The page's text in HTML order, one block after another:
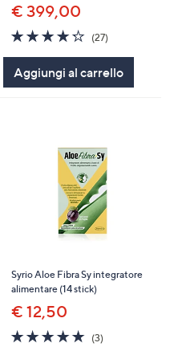
€ 399,00
4.3
of
Stars
(27)27
Aggiungi al carrello
Syrio Aloe Fibra Sy integratore
alimentare (14 stick)
€ 12,50
5.0
of
(3)3